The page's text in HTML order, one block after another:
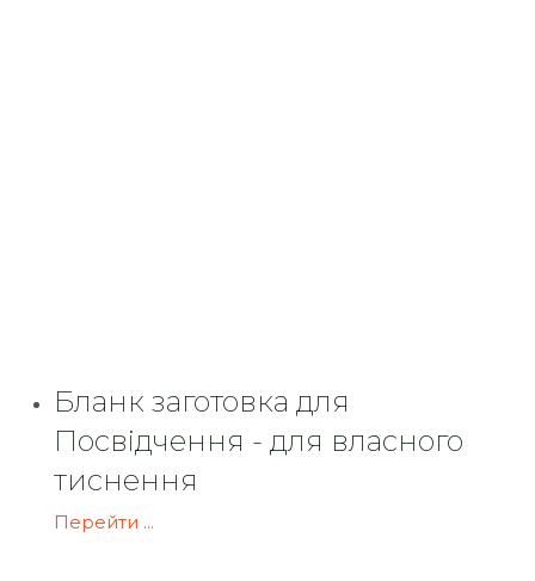
Бланк заготовка для
Посвідчення - для власного
тиснення
Перейти ...